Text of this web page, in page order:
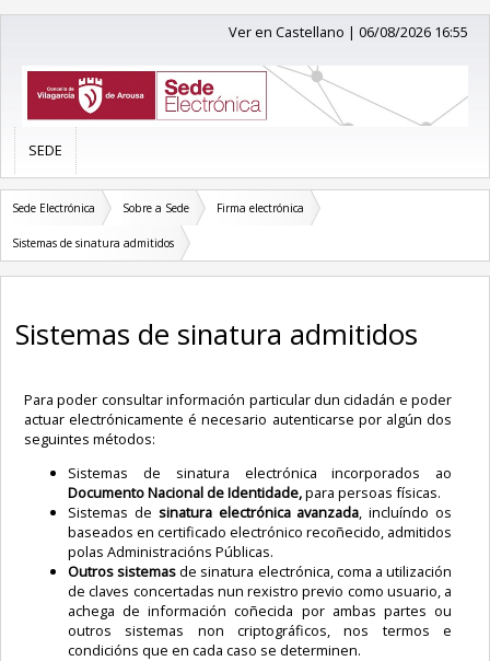
Ver en Castellano |06/08/2026 16:55
SEDE
Sede Electrónica Sobre a Sede Firma electrónica
Sistemas de sinatura admitidos
Sistemas de sinatura admitidos
Para poder consultar información particular dun cidadán e poder
actuar electrónicamente é necesario autenticarse por algún dos
seguintes métodos:
Sistemas de sinatura electrónica incorporados ao
Documento Nacional de Identidade,para persoas físicas.
Sistemas de sinatura electrónica avanzada, incluíndo os
baseados en certificado electrónico recoñecido, admitidos
polas Administracións Públicas.
Outros sistemasde sinatura electrónica, coma a utilización
de claves concertadas nun rexistro previo como usuario, a
achega de información coñecida por ambas partes ou
outros sistemas non criptográficos, nos termos e
condicións que en cada caso se determinen.